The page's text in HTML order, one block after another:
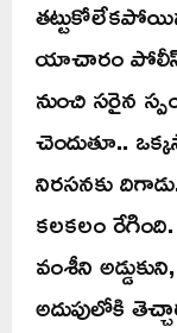
యాచారం పోలీస్
నుంచి సరైన
చెందుతూ..
నిరసనకు
కలకలం
వంశీని
అదుపులోకి